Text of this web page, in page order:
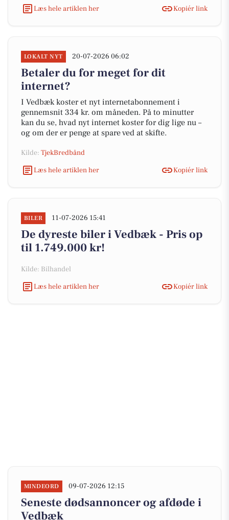
Læs hele artiklen her
Kopiér link
LOKALT NYT 20-07-2026 06:02
Betaler du for meget for dit
internet?
I Vedbæk koster et nyt internetabonnement i
gennemsnit 334 kr. om måneden. På to minutter
kan du se, hvad nyt internet koster for dig lige nu –
og om der er penge at spare ved at skifte.
Kilde: TjekBredbånd
Læs hele artiklen her
Kopiér link
BILER 11-07-2026 15:41
De dyreste biler i Vedbæk - Pris op
til 1.749.000 kr!
Kilde: Bilhandel
Læs hele artiklen her
Kopiér link
MINDEORD 09-07-2026 12:15
Seneste dødsannoncer og afdøde i
Vedbæk